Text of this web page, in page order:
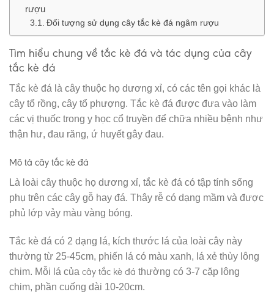
rượu
Đối tượng sử dụng cây tắc kè đá ngâm rượu
Tìm hiểu chung về tắc kè đá và tác dụng của cây
tắc kè đá
Tắc kè đá là cây thuộc họ dương xỉ, có các tên gọi khác là
cây tổ rồng, cây tổ phượng. Tắc kè đá được đưa vào làm
các vị thuốc trong y học cổ truyền để chữa nhiều bệnh như
thận hư, đau răng, ứ huyết gây đau.
Mô tả cây tắc kè đá
Là loài cây thuộc họ dương xỉ, tắc kè đá có tập tính sống
phụ trên các cây gỗ hay đá. Thây rễ có dạng mầm và được
phủ lớp vảy màu vàng bóng.
Tắc kè đá có 2 dạng lá, kích thước lá của loài cây này
thường từ 25-45cm, phiến lá có màu xanh, lá xẻ thùy lông
chim. Mỗi lá của cây tắc kè đá thường có 3-7 cặp lông
chim, phần cuống dài 10-20cm.